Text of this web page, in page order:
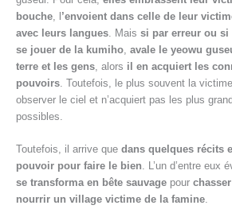
bouche
’envoient dans celle de leur
avec leurs langues . Mais si par erreur ou
se jouer de la kumiho avale le yeowu
terre et les gens , alors il en acquiert les
pouvoirs . Toutefois, le plus souvent la
observer le ciel et n’acquiert pas les plus
possibles.
Toutefois, il arrive que dans quelques récits
pouvoir pour faire le bien. L’un d’entre eux
se transforma en bête sauvage pour
nourrir un village victime de la famine.